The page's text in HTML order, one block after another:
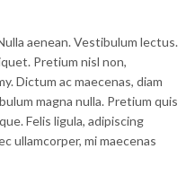
aenean. Vestibulum lectus.
Pretium nisl non,
Dictum ac maecenas, diam
magna nulla. Pretium quis
Felis ligula, adipiscing
ullamcorper, mi maecenas